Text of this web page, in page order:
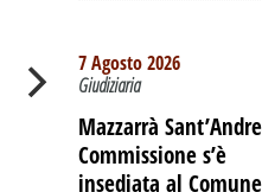
-
OLTRE LE
7 Agosto 2026
Giudiziaria
Mazzarrà
Commissione s’è
insediata al Comune